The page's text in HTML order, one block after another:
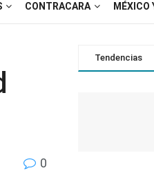
CONTRACARA MÉXICO
0
Tendencias